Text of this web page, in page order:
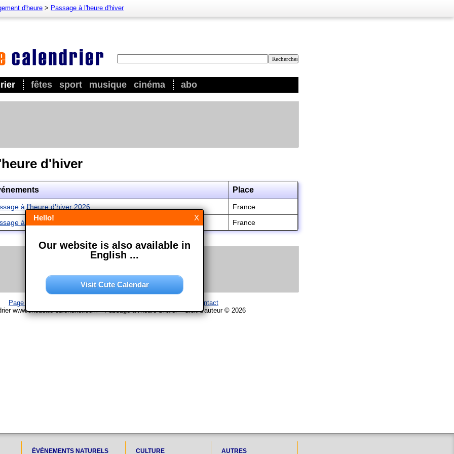
fêtes sport musique cinéma abo
d'heure > Passage à l'heure d'hiver
d'hiver
Place
à l'heure d'hiver 2026
France
à l'heure d'hiver 2027 France
Page d'accueil
Contact
www.chouette-calendrier.com • Passage à l'heure d'hiver – droit d'auteur © 2026
ÉVÉNEMENTS NATURELS CULTURE AUTRES
X
Hello!
Our website is also available in
English ...
Visit Cute Calendar